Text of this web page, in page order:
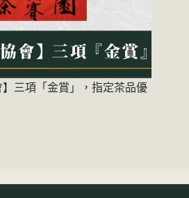
三項「金賞」，指定茶品優